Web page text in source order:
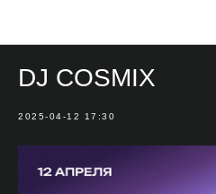
DJ COSMIX
2025-04-12 17:30